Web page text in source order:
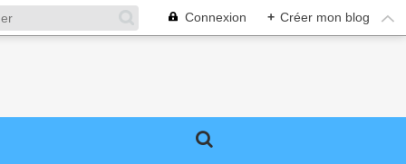
Connexion + Créer mon blog